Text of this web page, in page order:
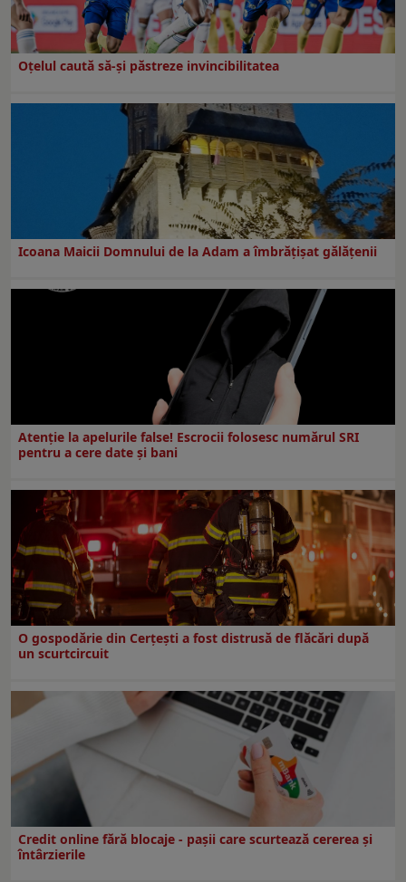
Oțelul caută să-și păstreze invincibilitatea
Icoana Maicii Domnului de la Adam a îmbrățișat gălățenii
Atenție la apelurile false! Escrocii folosesc numărul SRI
pentru a cere date și bani
O gospodărie din Cerțești a fost distrusă de flăcări după
un scurtcircuit
Credit online fără blocaje - pașii care scurtează cererea și
întârzierile